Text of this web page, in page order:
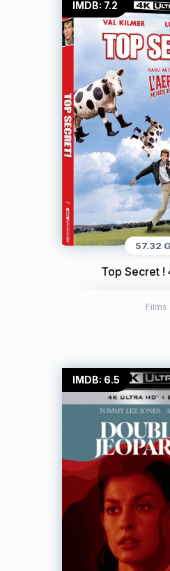
IMDB: 7.2
57.32
Top Secret !
Films
IMDB: 6.5